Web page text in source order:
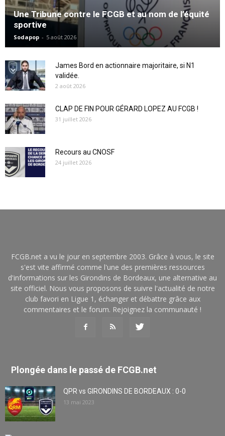
Une Tribune contre le FCGB et au nom de l’équité
sportive
Sodapop - 5 août 2026
James Bord en actionnaire majoritaire, si N1
validée.
2 août 2026
CLAP DE FIN POUR GÉRARD LOPEZ AU FCGB !
31 juillet 2026
Recours au CNOSF
24 juillet 2026
FCGB.net a vu le jour en septembre 2003. Grâce à vous, le site
s'est vite affirmé comme l'une des premières ressources
d'informations sur les Girondins de Bordeaux, une alternative au
site officiel. Nous vous proposons de suivre l'actualité de notre
club favori en Ligue 1, échanger et débattre grâce aux
commentaires et le forum. Rejoignez la communauté !
Plongée dans le passé de FCGB.net
QPR vs GIRONDINS DE BORDEAUX : 0-0
13 mai 2023